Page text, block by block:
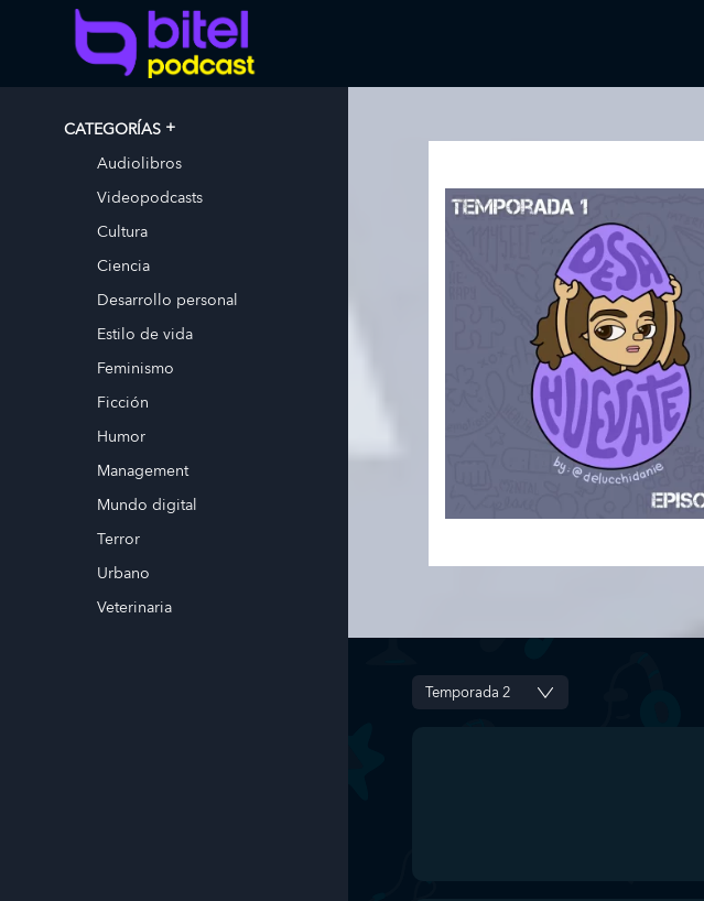
CATEGORÍAS
Audiolibros
Videopodcasts
Cultura
Ciencia
Desarrollo personal
Estilo de vida
Feminismo
Ficción
Humor
Management
Mundo digital
Terror
Urbano
Veterinaria